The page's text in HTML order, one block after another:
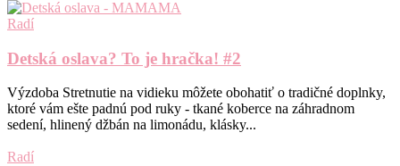
Radí
Detská oslava? To je hračka! #2
Výzdoba Stretnutie na vidieku môžete obohatiť o tradičné doplnky,
ktoré vám ešte padnú pod ruky - tkané koberce na záhradnom
sedení, hlinený džbán na limonádu, klásky...
Radí